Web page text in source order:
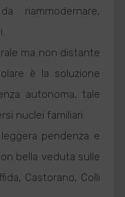
riammodernare,
ma non distante
è la soluzione
autonoma, tale
nuclei familiari.
pendenza e
bella veduta sulle
Castorano, Colli